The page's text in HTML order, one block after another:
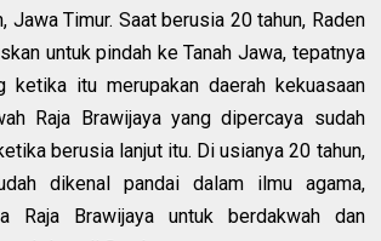
Jawa Timur. Saat berusia 20 tahun, Raden
untuk pindah ke Tanah Jawa, tepatnya
ketika itu merupakan daerah kekuasaan
Raja Brawijaya yang dipercaya sudah
berusia lanjut itu. Di usianya 20 tahun,
dikenal pandai dalam ilmu agama,
Raja Brawijaya untuk berdakwah dan